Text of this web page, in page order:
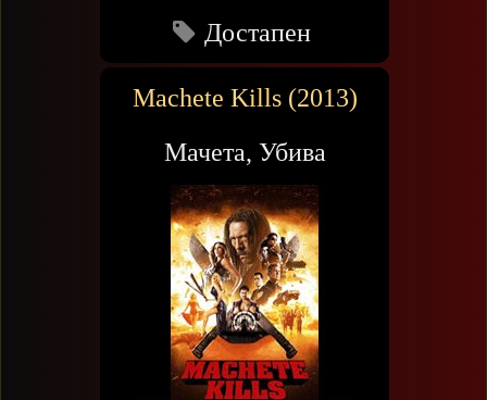
Достапен
Machete Kills (2013)
Мачета, Убива